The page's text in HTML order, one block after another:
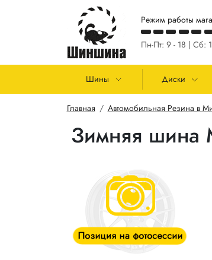
Перейти к основному содержанию
Режим работы
Пн-Пт: 9 - 18 | Сб:
Основная навигация
Шины Диски
Строка навигации
Главная Автомобильная Резина в
Зимняя шина